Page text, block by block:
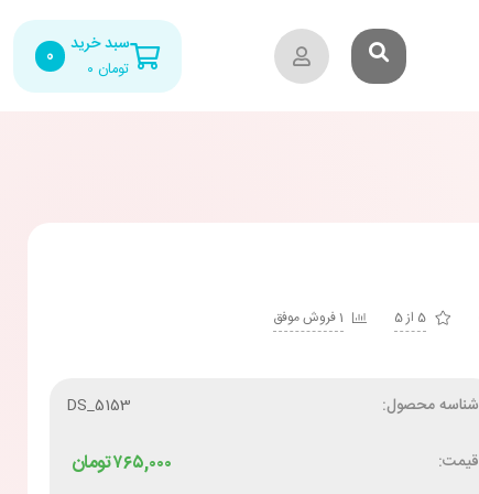
سبد خرید
۰ تومان 0
5 از 5 1 فروش موفق
شناسه محصول: DS_5153
قیمت: ۷۶۵,۰۰۰تومان